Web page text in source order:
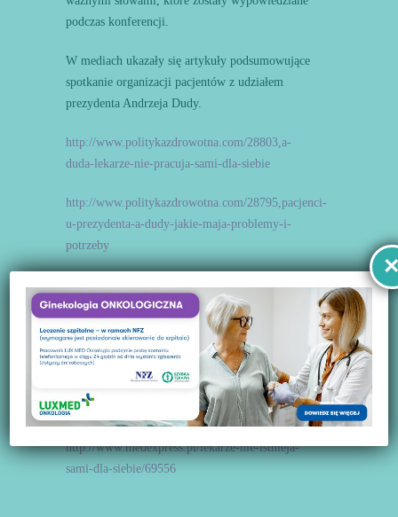
podczas konferencji.
W mediach ukazały się artykuły podsumowujące
spotkanie organizacji pacjentów z udziałem
prezydenta Andrzeja Dudy.
http://www.politykazdrowotna.com/28803,a-
duda-lekarze-nie-pracuja-sami-dla-siebie
http://www.politykazdrowotna.com/28795,pacjenci-
u-prezydenta-a-dudy-jakie-maja-problemy-i-
potrzeby
http://www.rynekzdrowia.pl/Polityka-
zdrowotna/Pacjenci-nie-walcza-z-Ministerstwem-
Zdrowia-ale-ze-swoja-choroba,181307,14.html
https://www.termedia.pl/mz/Jacyna-W-sprawie-
spotkan-z-pacjentami-NFZ-ma-wiele-do-
nadrobienia,29211.html
http://www.medexpress.pl/lekarze-nie-istnieja-
sami-dla-siebie/69556